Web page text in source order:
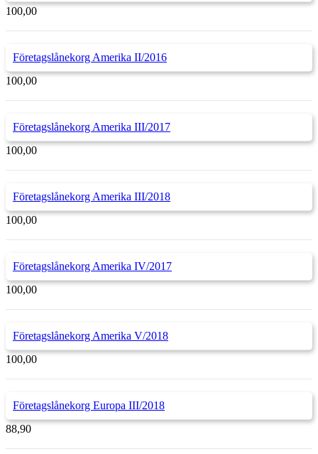
100,00
Företagslånekorg Amerika II/2016
100,00
Företagslånekorg Amerika III/2017
100,00
Företagslånekorg Amerika III/2018
100,00
Företagslånekorg Amerika IV/2017
100,00
Företagslånekorg Amerika V/2018
100,00
Företagslånekorg Europa III/2018
88,90